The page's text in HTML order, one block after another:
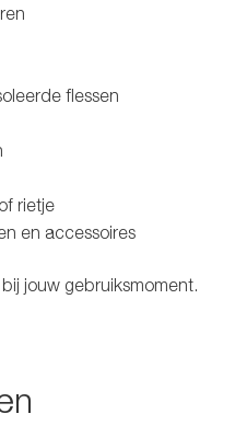
flessen
rietje
en accessoires
jouw gebruiksmoment.